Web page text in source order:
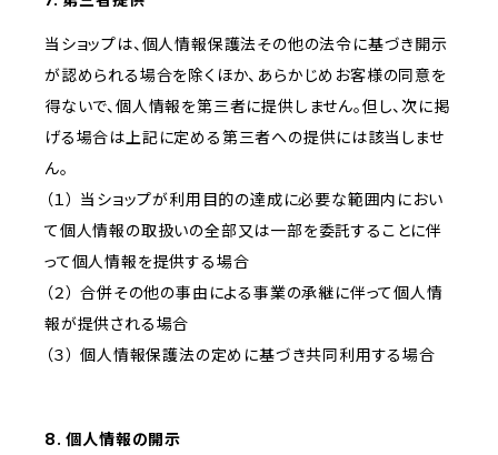
当ショップは、個人情報保護法その他の法令に基づき開示
が認められる場合を除くほか、あらかじめお客様の同意を
得ないで、個人情報を第三者に提供しません。但し、次に掲
げる場合は上記に定める第三者への提供には該当しませ
ん。
（１） 当ショップが利用目的の達成に必要な範囲内におい
て個人情報の取扱いの全部又は一部を委託することに伴
って個人情報を提供する場合
（２） 合併その他の事由による事業の承継に伴って個人情
報が提供される場合
（３） 個人情報保護法の定めに基づき共同利用する場合
8. 個人情報の開示